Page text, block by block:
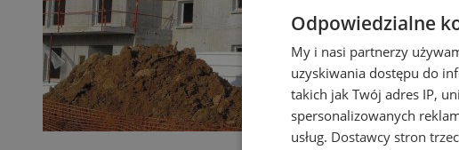
Odpowiedzialne
My i nasi partnerzy
uzyskiwania dostępu do
takich jak Twój adres IP,
spersonalizowanych
usług. Dostawcy stron